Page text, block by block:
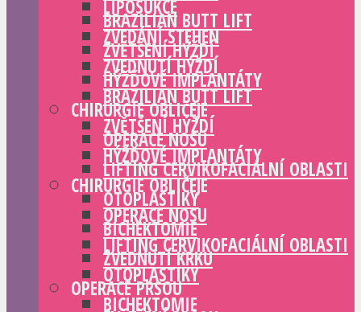
BRAZILIAN BUTT LIFT
ZVĚTŠENÍ HÝŽDÍ
HÝŽĎOVÉ IMPLANTÁTY
CHIRURGIE OBLIČEJE
OPERACE NOSU
LIFTING CERVIKOFACIÁLNÍ OBLASTI
OTOPLASTIKY
BICHEKTOMIE
ZVEDNUTÍ KRKU
OPERACE PRSOU
LIPOSUKCE
ZVEDÁNÍ STEHEN
ZVEDNUTÍ HÝŽDÍ
BRAZILIAN BUTT LIFT
ZVĚTŠENÍ HÝŽDÍ
HÝŽĎOVÉ IMPLANTÁTY
CHIRURGIE OBLIČEJE
OPERACE NOSU
LIFTING CERVIKOFACIÁLNÍ OBLASTI
OTOPLASTIKY
BICHEKTOMIE